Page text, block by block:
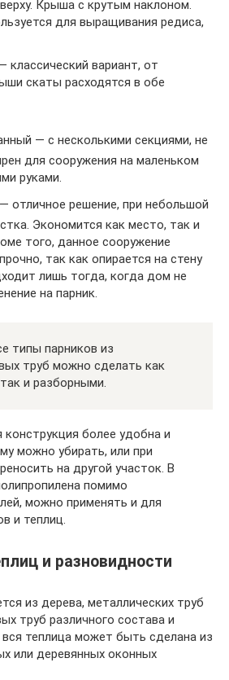
Крыша с крутым наклоном.
для выращивания редиса,
классический вариант, от
скаты расходятся в обе
— с несколькими секциями, не
для сооружения на маленьком
руками.
отличное решение, при небольшой
Экономится как место, так и
того, данное сооружение
так как опирается на стену
лишь тогда, когда дом не
на парник.
типы парников из
труб можно сделать как
и разборными.
более удобна и
можно убирать, или при
на другой участок. В
помимо
можно применять и для
и теплиц.
и разновидности
из дерева, металлических труб
труб различного состава и
вся теплица может быть сделана из
или деревянных оконных